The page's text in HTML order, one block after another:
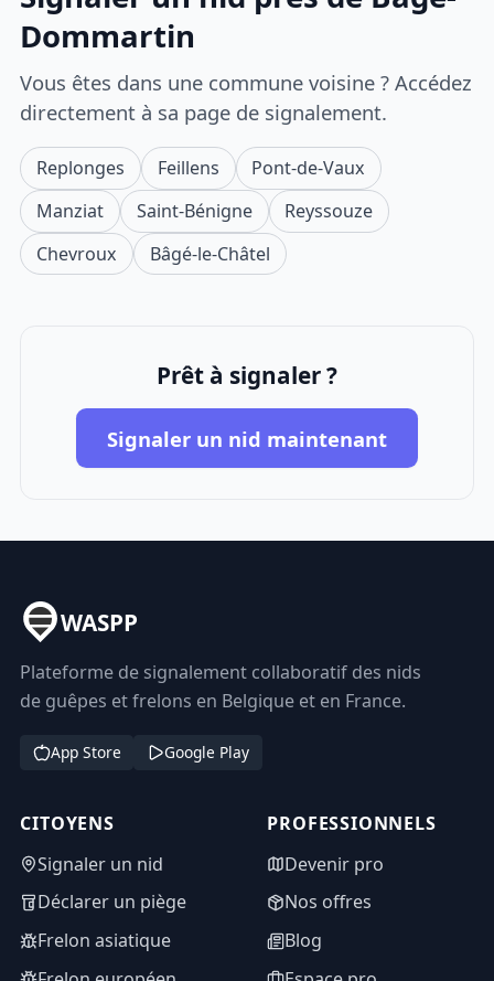
Dommartin
Vous êtes dans une commune voisine ? Accédez
directement à sa page de signalement.
Replonges Feillens
Pont-de-Vaux
Manziat
Saint-Bénigne
Reyssouze
Chevroux
Bâgé-le-Châtel
Prêt à signaler ?
Signaler un nid maintenant
WASPP
Plateforme de signalement collaboratif des nids
de guêpes et frelons en Belgique et en France.
App Store Google Play
CITOYENS
Signaler un nid
Déclarer un piège
Frelon asiatique
PROFESSIONNELS
Devenir pro
Nos offres
Blog